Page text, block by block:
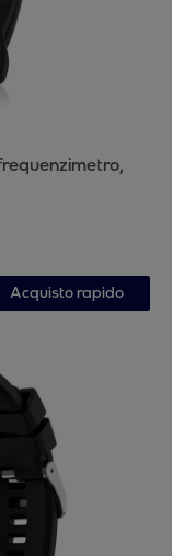
Acquisto rapido